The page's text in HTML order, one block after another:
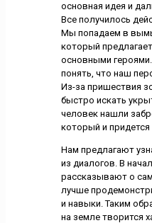
основная идея и
Все получилось
Мы попадаем в
который
основными
понять, что наш
Из-за пришествия
быстро искать
человек нашли
который и
Нам предлагают
из диалогов. В
рассказывают о
лучше
и навыки. Таким
на земле творится